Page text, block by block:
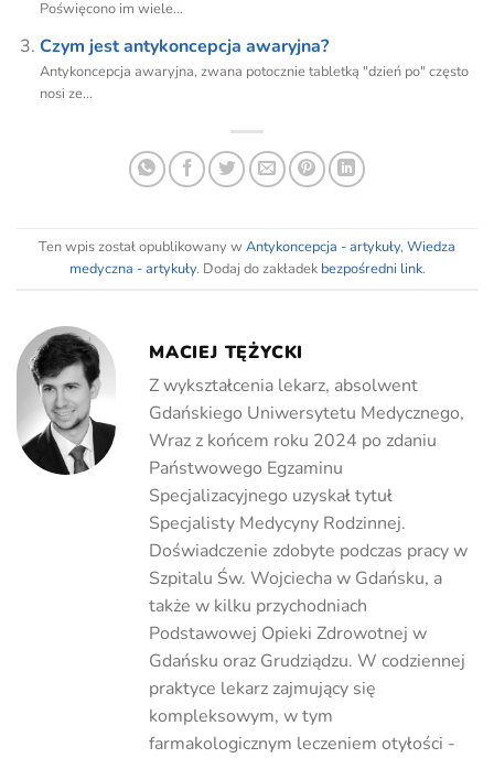
Poświęcono im wiele...
Czym jest antykoncepcja awaryjna?
Antykoncepcja awaryjna, zwana potocznie tabletką "dzień po" często
nosi ze...
Ten wpis został opublikowany w Antykoncepcja - artykuły, Wiedza
medyczna - artykuły. Dodaj do zakładek bezpośredni link.
MACIEJ TĘŻYCKI
Z wykształcenia lekarz, absolwent
Gdańskiego Uniwersytetu Medycznego,
Wraz z końcem roku 2024 po zdaniu
Państwowego Egzaminu
Specjalizacyjnego uzyskał tytuł
Specjalisty Medycyny Rodzinnej.
Doświadczenie zdobyte podczas pracy w
Szpitalu Św. Wojciecha w Gdańsku, a
także w kilku przychodniach
Podstawowej Opieki Zdrowotnej w
Gdańsku oraz Grudziądzu. W codziennej
praktyce lekarz zajmujący się
kompleksowym, w tym
farmakologicznym leczeniem otyłości -